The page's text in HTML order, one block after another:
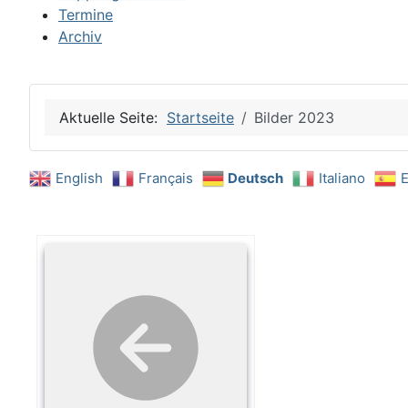
Termine
Archiv
Aktuelle Seite: Startseite Bilder 2023
English Français Deutsch Italiano